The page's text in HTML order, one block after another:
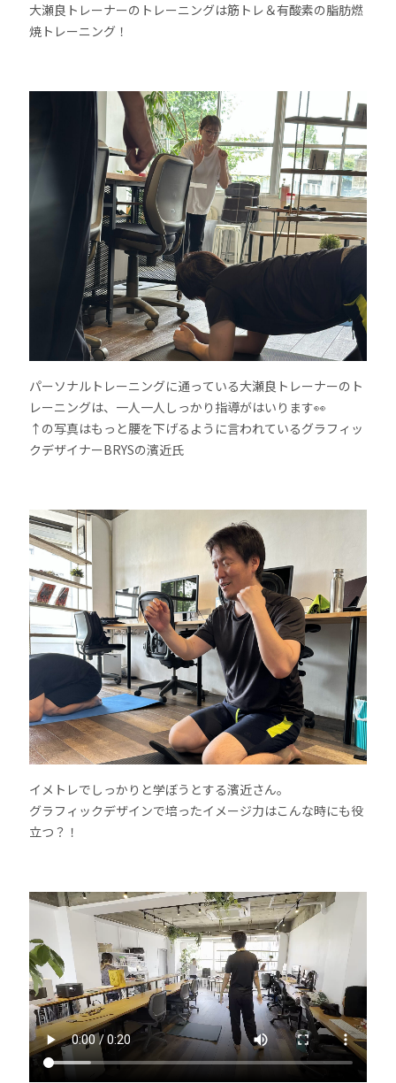
大瀬良トレーナーのトレーニングは筋トレ＆有酸素の脂肪燃
焼トレーニング！
パーソナルトレーニングに通っている大瀬良トレーナーのト
レーニングは、一人一人しっかり指導がはいります👀
↑の写真はもっと腰を下げるように言われているグラフィッ
クデザイナーBRYSの濱近氏
イメトレでしっかりと学ぼうとする濱近さん。
グラフィックデザインで培ったイメージ力はこんな時にも役
立つ？！